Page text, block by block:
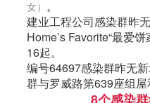
女） 。
建业工程公司感染群昨
Home’s Favorite“最爱
16起。
编号64697感染群昨无
群与罗威路第639座组屋